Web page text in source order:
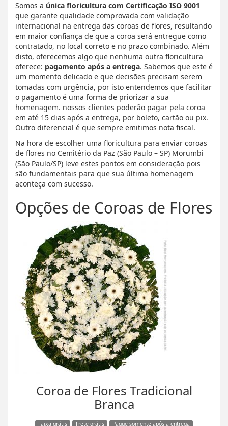
Somos a única floricultura com Certificação ISO 9001
que garante qualidade comprovada com validação
internacional na entrega das coroas de flores, resultando
em maior confiança de que a coroa será entregue como
contratado, no local correto e no prazo combinado. Além
disto, oferecemos algo que nenhuma outra floricultura
oferece: pagamento após a entrega. Sabemos que este é
um momento delicado e que decisões precisam serem
tomadas com urgência, por isto entendemos que facilitar
o pagamento é uma forma de priorizar a sua
homenagem. nossos clientes poderão pagar pela coroa
em até 15 dias após a entrega, por boleto, cartão ou pix.
Outro diferencial é que sempre emitimos nota fiscal.
Na hora de escolher uma floricultura para enviar coroas
de flores no Cemitério da Paz (São Paulo – SP) Morumbi
(São Paulo/SP) leve estes pontos em consideração pois
são fundamentais para que sua última homenagem
aconteça com sucesso.
Opções de Coroas de Flores
Coroa de Flores Tradicional
Branca
Faixa grátis Frete grátis Pague somente após a entrega